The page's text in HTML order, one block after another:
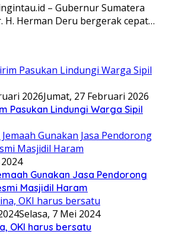
– Gubernur Sumatera
H. Herman Deru bergerak cepat…
2026Jumat, 27 Februari 2026
Pasukan Lindungi Warga Sipil
Gunakan Jasa Pendorong
Masjidil Haram
Selasa, 7 Mei 2024
OKI harus bersatu